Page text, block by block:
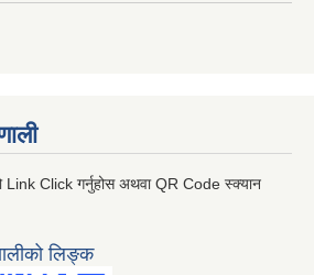
Link Click गर्नुहोस अथवा QR Code स्क्यान
लिङ्क